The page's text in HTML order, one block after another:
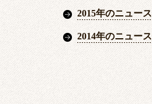
2015年のニュース
2014年のニュース